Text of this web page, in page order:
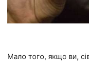
Мало того, якщо ви,